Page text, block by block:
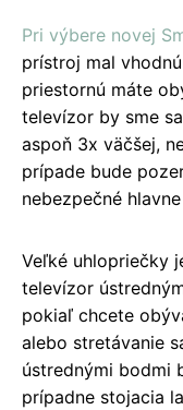
Pri výbere novej
prístroj mal
priestornú máte
televízor by sme
aspoň 3x väčšej,
prípade bude
nebezpečné
Veľké uhlopriečky
televízor
pokiaľ chcete
alebo stretávanie
ústrednými bodmi
prípadne stojacia